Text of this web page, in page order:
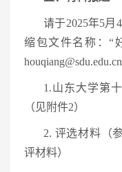
请于2025年5月
缩包文件名称：“
1.山东大学第
（见附件2）
2. 评选材料（
评材料）